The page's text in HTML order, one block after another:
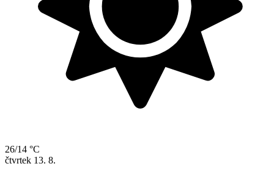
26/14 °C
čtvrtek 13. 8.